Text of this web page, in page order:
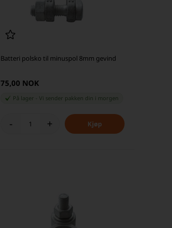
Batteri polsko til minuspol 8mm gevind
75,00 NOK
På lager -Vi sender pakken din i morgen
- +